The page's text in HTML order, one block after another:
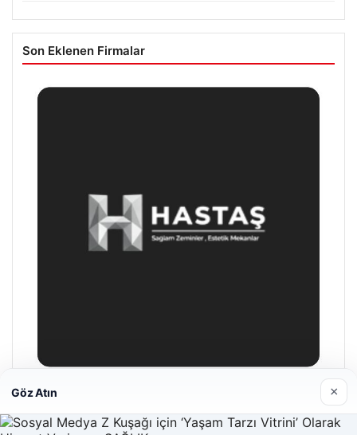
Son Eklenen Firmalar
Hastaş Beton
05/26/2026
Göz Atın ×